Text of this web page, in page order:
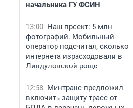
начальника ГУ ФСИН
13:00 Наш проект: 5 млн
фотографий. Мобильный
оператор подсчитал, сколько
интернета израсходовали в
Линдуловской роще
12:58 Минтранс предложил
включить защиту трасс от